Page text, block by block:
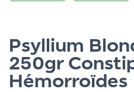
Psyllium
250gr
Hémorroïdes